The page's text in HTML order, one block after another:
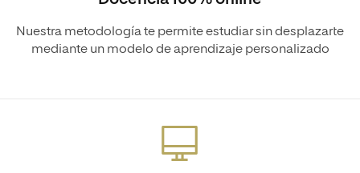
Nuestra metodología te permite estudiar sin desplazarte
mediante un modelo de aprendizaje personalizado